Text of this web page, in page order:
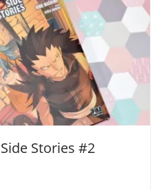
Stories #2